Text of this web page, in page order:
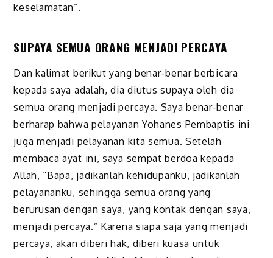
keselamatan”.
SUPAYA SEMUA ORANG MENJADI PERCAYA
Dan kalimat berikut yang benar-benar berbicara
kepada saya adalah, dia diutus supaya oleh dia
semua orang menjadi percaya. Saya benar-benar
berharap bahwa pelayanan Yohanes Pembaptis ini
juga menjadi pelayanan kita semua. Setelah
membaca ayat ini, saya sempat berdoa kepada
Allah, “Bapa, jadikanlah kehidupanku, jadikanlah
pelayananku, sehingga semua orang yang
berurusan dengan saya, yang kontak dengan saya,
menjadi percaya.” Karena siapa saja yang menjadi
percaya, akan diberi hak, diberi kuasa untuk